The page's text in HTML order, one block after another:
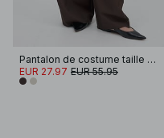
Pantalon de costume taille moyenne
EUR 27.97 EUR 55.95